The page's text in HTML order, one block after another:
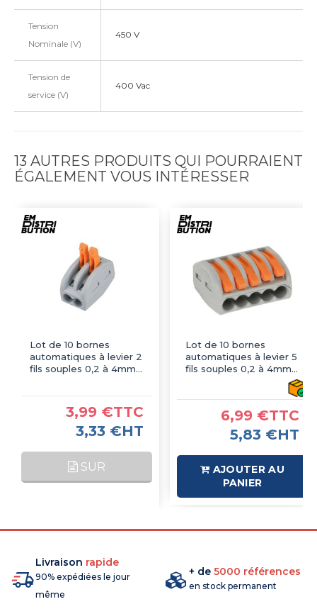
Tension
Nominale (V)
450 V
Tension de
service (V)
400 Vac
13 AUTRES PRODUITS QUI POURRAIENT
ÉGALEMENT VOUS INTÉRESSER
Lot de 10 bornes
automatiques à levier 2
fils souples 0,2 à 4mm²
3,99 €TTC
3,33 €HT
SUR
Lot de 10 bornes
automatiques à levier 5
fils souples 0,2 à 4mm²
6,99 €TTC
5,83 €HT
AJOUTER AU
PANIER
Livraison rapide
90% expédiées le jour
même
+ de 5000 références
en stock permanent